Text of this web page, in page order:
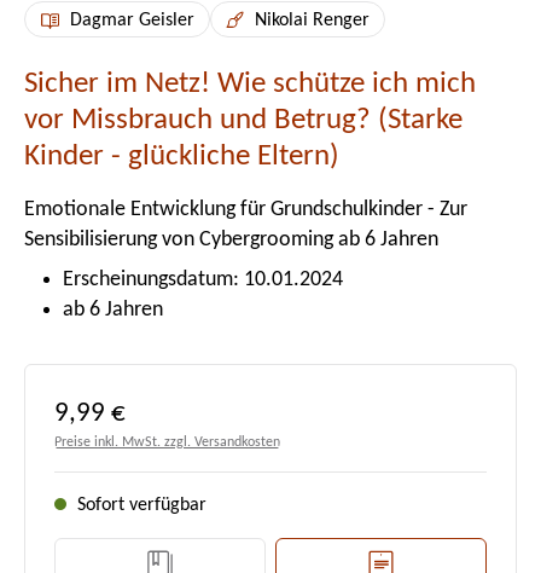
Dagmar Geisler Nikolai Renger
Sicher im Netz! Wie schütze ich mich
vor Missbrauch und Betrug? (Starke
Kinder - glückliche Eltern)
Emotionale Entwicklung für Grundschulkinder - Zur
Sensibilisierung von Cybergrooming ab 6 Jahren
Erscheinungsdatum: 10.01.2024
ab 6 Jahren
Regulärer Preis:
9,99 €
Preise inkl. MwSt. zzgl. Versandkosten
Sofort verfügbar